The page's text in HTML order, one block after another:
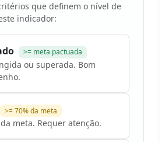
que definem o nível de
indicador:
>= meta pactuada
ou superada. Bom
>= 70% da meta
meta. Requer atenção.